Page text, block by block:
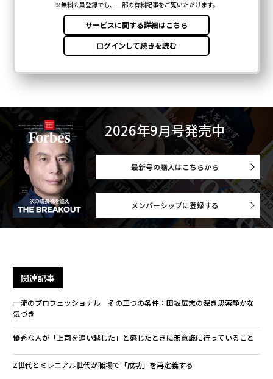
2026年9月号発売中
最新号の購入はこちらから
メンバーシップに登録する
関連記事
一流のプロフェッショナル その三つの条件：田坂広志の深き思索静かな
気づき
優秀な人が「上司を追い越した」と感じたときに無意識に行っていること
Z世代とミレニアル世代が職場で「成功」を再定義する